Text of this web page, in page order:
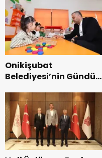
Onikişubat
Belediyesi’nin Gündüz
dönemin ön kayıtları
başladı.